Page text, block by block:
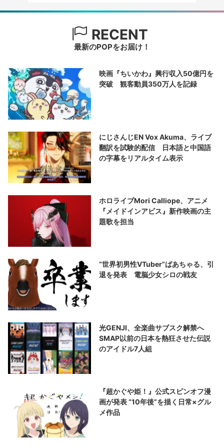
RECENT
最新のPOPをお届け！
映画『ちいかわ』興行収入50億円を
突破 観客動員350万人を記録
にじさんじEN Vox Akuma、ライブ
翻訳を試験的配信 日本語と中国語
の字幕をリアルタイム表示
ホロライブMori Calliope、アニメ
『メイドインアビス』新作映画の主
題歌を担当
“世界初男性VTuber”ばあちゃる、引
退を発表 電脳少女シロの戦友
光GENJI、全楽曲サブスク解禁へ
SMAP以前の日本を熱狂させた伝説
のアイドル7人組
『超かぐや姫！』公式スピンオフ漫
画が発表 “10年後”を描く日常×グル
メ作品